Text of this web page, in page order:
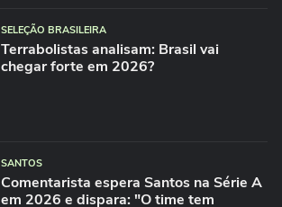
SELEÇÃO BRASILEIRA
Terrabolistas analisam: Brasil vai
chegar forte em 2026?
SANTOS
Comentarista espera Santos na Série A
em 2026 e dispara: "O time tem